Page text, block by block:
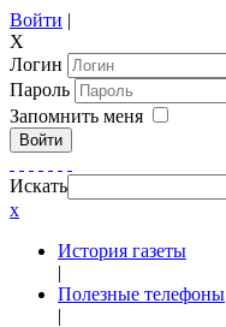
Войти |
X
Логин
Пароль
Запомнить меня
Войти
Искать
x
История газеты
|
Полезные телефоны
|